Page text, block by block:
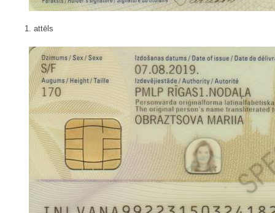
1. attēls